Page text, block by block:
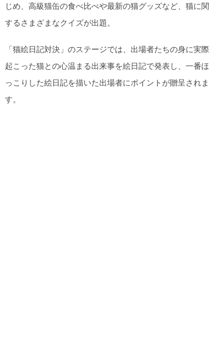
じめ、高級猫缶の食べ比べや最新の猫グッズなど、猫に関
するさまざまなクイズが出題。
「猫絵日記対決」のステージでは、出場者たちの身に実際
起こった猫との心温まる出来事を絵日記で発表し、一番ほ
っこりした絵日記を描いた出場者にポイントが贈呈されま
す。